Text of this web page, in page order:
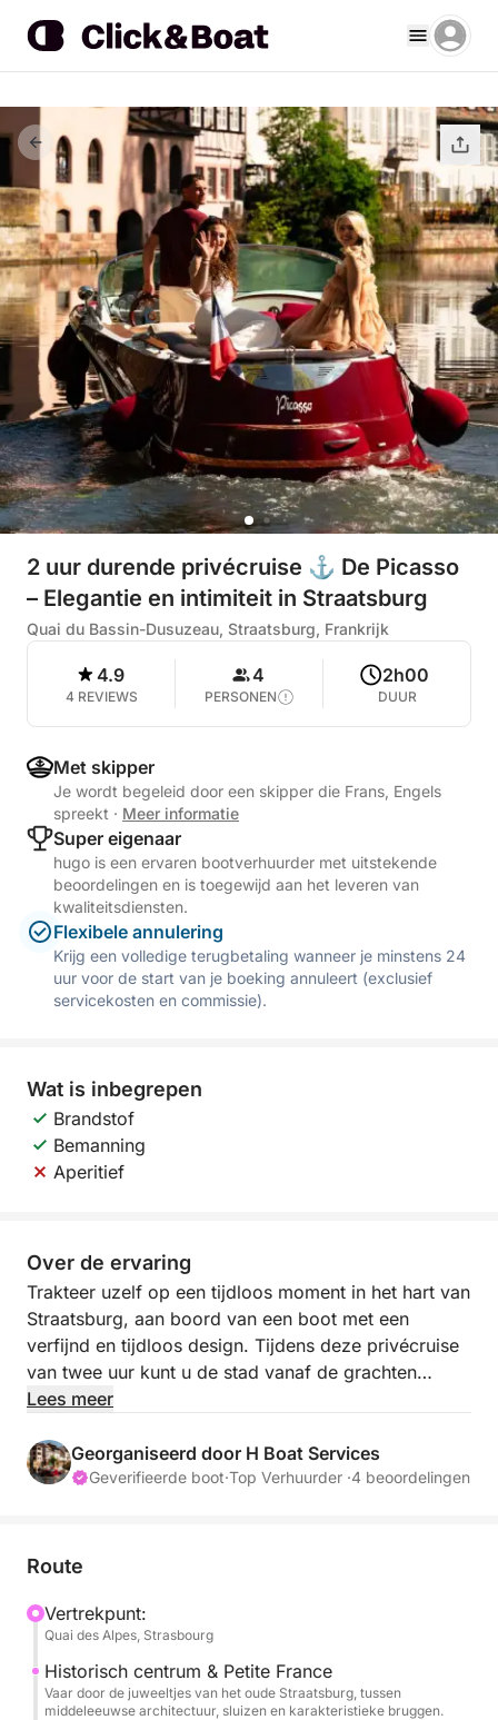
2 uur durende privécruise ⚓ De Picasso
– Elegantie en intimiteit in Straatsburg
Quai du Bassin-Dusuzeau, Straatsburg, Frankrijk
4.9
4 REVIEWS
4
PERSONEN
2h00
DUUR
Met skipper
Je wordt begeleid door een skipper die Frans, Engels
spreekt · Meer informatie
Super eigenaar
hugo is een ervaren bootverhuurder met uitstekende
beoordelingen en is toegewijd aan het leveren van
kwaliteitsdiensten.
Flexibele annulering
Krijg een volledige terugbetaling wanneer je minstens 24
uur voor de start van je boeking annuleert (exclusief
servicekosten en commissie).
Wat is inbegrepen
Brandstof
Bemanning
Aperitief
Over de ervaring
Trakteer uzelf op een tijdloos moment in het hart van
Straatsburg, aan boord van een boot met een
verfijnd en tijdloos design. Tijdens deze privécruise
van twee uur kunt u de stad vanaf de grachten
ontdekken, in een rustige en exclusieve sfeer.
comfort van de boot, beleeft u een onvergetelijk
intermezzo, tussen erfgoed, elegantie en intimiteit.
landschappen en geniet u van unieke uitzichten op
tempo van de rondvaart biedt u de tijd om de
architectuur, de historische bruggen en de
historische plekken te bewonderen en van het
moment te genieten.
Lees meer
Georganiseerd door H Boat Services
Geverifieerde boot·Top Verhuurder ·4 beoordelingen
Route
Vertrekpunt:
Quai des Alpes, Strasbourg
Historisch centrum & Petite France
Vaar door de juweeltjes van het oude Straatsburg, tussen
middeleeuwse architectuur, sluizen en karakteristieke bruggen.